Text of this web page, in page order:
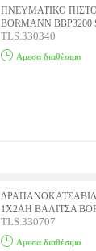
ΠΝΕΥΜΑΤΙΚΟ
BORMANN BBP3200
TLS.330340
Αμεσα διαθέσιμο
1X2AH ΒΑΛΙΤΣΑ
TLS.330707
Αμεσα διαθέσιμο